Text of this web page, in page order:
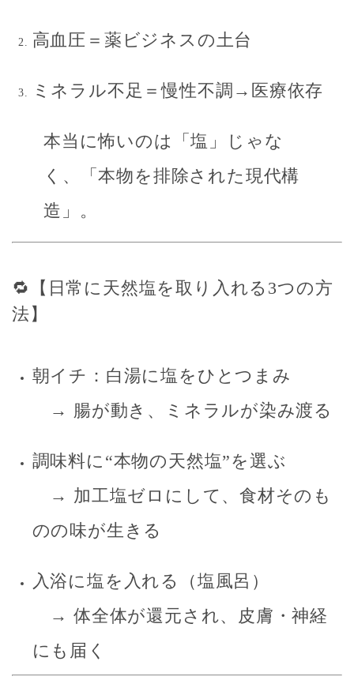
高血圧＝薬ビジネスの土台
ミネラル不足＝慢性不調→医療依存
本当に怖いのは「塩」じゃな
く、「本物を排除された現代構
造」。
🔁【日常に天然塩を取り入れる3つの方
法】
朝イチ：白湯に塩をひとつまみ
→ 腸が動き、ミネラルが染み渡る
調味料に“本物の天然塩”を選ぶ
→ 加工塩ゼロにして、食材そのも
のの味が生きる
入浴に塩を入れる（塩風呂）
→ 体全体が還元され、皮膚・神経
にも届く